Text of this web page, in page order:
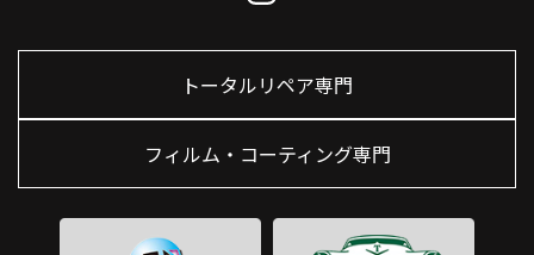
トータルリペア専門
フィルム・コーティング専門